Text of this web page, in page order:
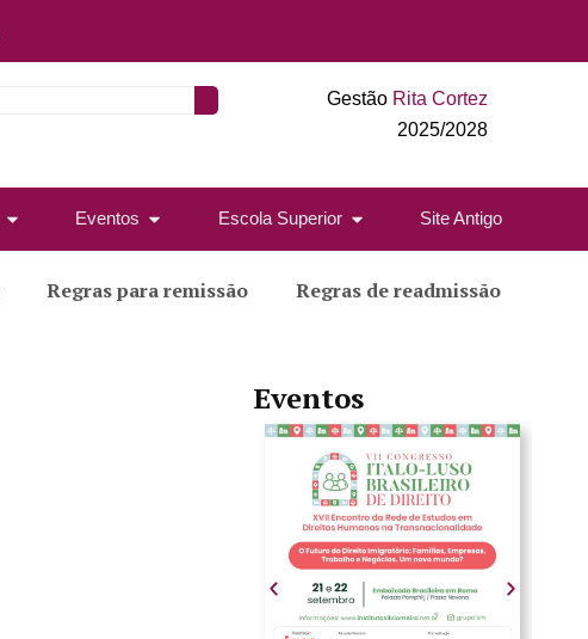
Gestão Rita Cortez
2025/2028
Eventos Escola Superior Site Antigo
Regras para remissão Regras de readmissão
Eventos